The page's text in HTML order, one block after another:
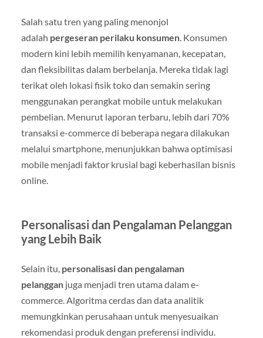
Salah satu tren yang paling menonjol
adalah pergeseran perilaku konsumen. Konsumen
modern kini lebih memilih kenyamanan, kecepatan,
dan fleksibilitas dalam berbelanja. Mereka tidak lagi
terikat oleh lokasi fisik toko dan semakin sering
menggunakan perangkat mobile untuk melakukan
pembelian. Menurut laporan terbaru, lebih dari 70%
transaksi e-commerce di beberapa negara dilakukan
melalui smartphone, menunjukkan bahwa optimisasi
mobile menjadi faktor krusial bagi keberhasilan bisnis
online.
Personalisasi dan Pengalaman Pelanggan
yang Lebih Baik
Selain itu, personalisasi dan pengalaman
pelangganjuga menjadi tren utama dalam e-
commerce. Algoritma cerdas dan data analitik
memungkinkan perusahaan untuk menyesuaikan
rekomendasi produk dengan preferensi individu.